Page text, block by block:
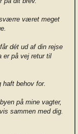
været meget
dét ud af din rejse
er på vej retur til
haft behov for.
på mine vagter,
sammen med dig.